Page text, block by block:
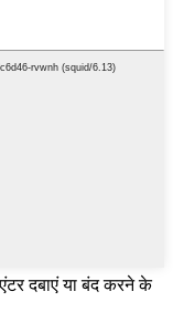
दबाएं या बंद करने के